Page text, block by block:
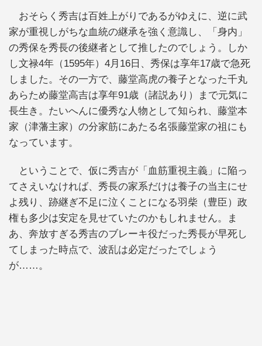
おそらく秀吉は百姓上がりであるがゆえに、逆に武
家が重視しがちな血統の継承を強く意識し、「身内」
の秀保を秀長の後継者として推したのでしょう。しか
し文禄4年（1595年）4月16日、秀保は享年17歳で急死
しました。その一方で、藤堂高虎の養子となった千丸
あらため藤堂高吉は享年91歳（諸説あり）まで元気に
長生き。たいへんに優秀な人物として知られ、藤堂本
家（津藩主家）の分家筋にあたる名張藤堂家の祖にも
なっています。
ということで、仮に秀吉が「血筋重視主義」に陥っ
てさえいなければ、秀長の家系だけは養子の当主にせ
よ残り、跡継ぎ不足に泣くことになる羽柴（豊臣）政
権も多少は安定を見せていたのかもしれません。ま
あ、奔放すぎる秀吉のブレーキ役だった秀長が早死し
てしまった時点で、波乱は必定だったでしょう
が……。